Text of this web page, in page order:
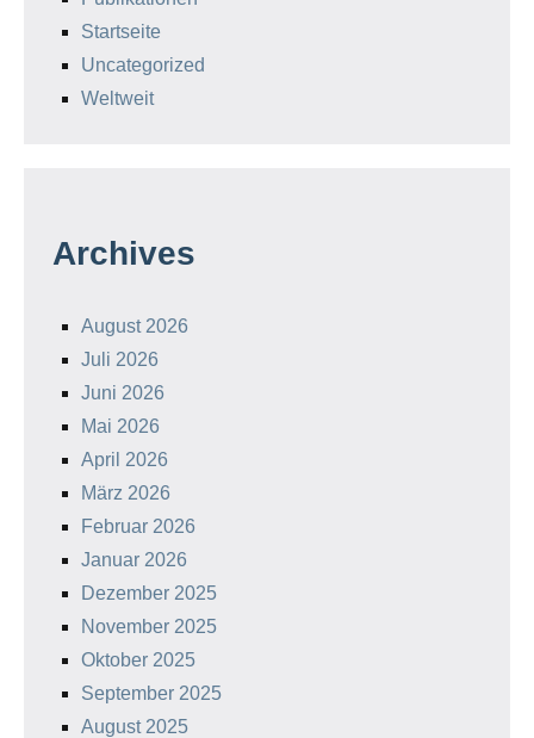
Startseite
Uncategorized
Weltweit
Archives
August 2026
Juli 2026
Juni 2026
Mai 2026
April 2026
März 2026
Februar 2026
Januar 2026
Dezember 2025
November 2025
Oktober 2025
September 2025
August 2025